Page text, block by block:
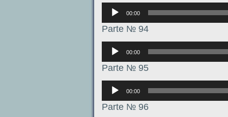
Аудиоплеер
00:00
Parte № 94
Аудиоплеер
00:00
Parte № 95
Аудиоплеер
00:00
Parte № 96